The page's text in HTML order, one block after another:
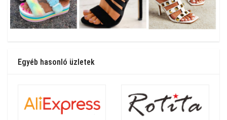
Egyéb hasonló üzletek